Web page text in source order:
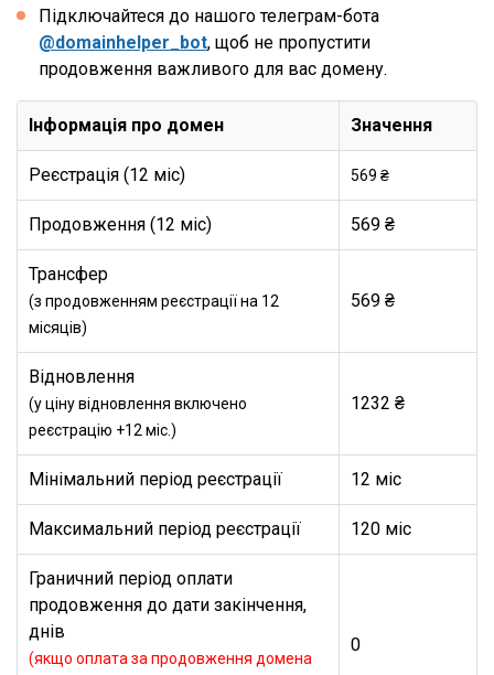
Підключайтеся до нашого телеграм-бота
@domainhelper_bot, щоб не пропустити
продовження важливого для вас домену.
Інформація про домен Значення
Реєстрація (12 міс) 569 ₴
Продовження (12 міс) 569 ₴
Трансфер
(з продовженням реєстрації на 12
місяців)
569 ₴
Відновлення
(у ціну відновлення включено
реєстрацію +12 міс.)
1232 ₴
Мінімальний період реєстрації 12 міс
Максимальний період реєстрації 120 міс
Граничний період оплати
продовження до дати закінчення,
днів
(якщо оплата за продовження домена
0